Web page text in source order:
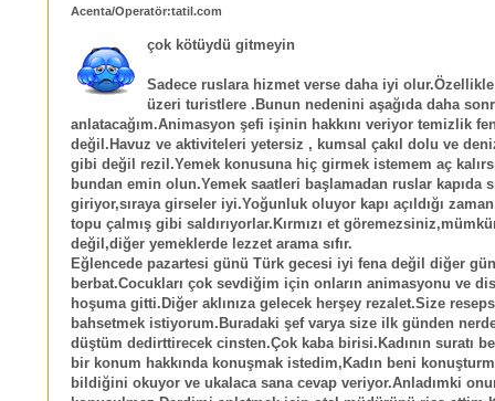
Acenta/Operatör:tatil.com
çok kötüydü gitmeyin
Sadece ruslara hizmet verse daha iyi olur.Özellikle
üzeri turistlere .Bunun nedenini aşağıda daha
anlatacağım.Animasyon şefi işinin hakkını veriyor temizlik
değil.Havuz ve aktiviteleri yetersiz , kumsal çakıl dolu ve
gibi değil rezil.Yemek konusuna hiç girmek istemem aç
bundan emin olun.Yemek saatleri başlamadan ruslar kapıda
giriyor,sıraya girseler iyi.Yoğunluk oluyor kapı açıldığı
topu çalmış gibi saldırıyorlar.Kırmızı et
değil,diğer yemeklerde lezzet arama sıfır.
Eğlencede pazartesi günü Türk gecesi iyi fena değil diğer
berbat.Cocukları çok sevdiğim için onların animasyonu ve
hoşuma gitti.Diğer aklınıza gelecek herşey rezalet.Size
bahsetmek istiyorum.Buradaki şef varya size ilk günden
düştüm dedirttirecek cinsten.Çok kaba birisi.Kadının suratı
bir konum hakkında konuşmak istedim,Kadın beni
bildiğini okuyor ve ukalaca sana cevap veriyor.Anladımki